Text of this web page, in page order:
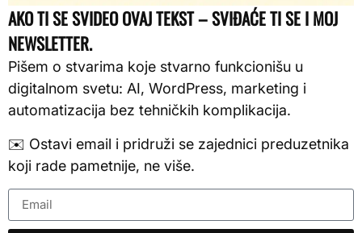
AKO TI SE SVIDEO OVAJ TEKST – SVIĐAĆE TI SE I MOJ
NEWSLETTER.
Pišem o stvarima koje stvarno funkcionišu u
digitalnom svetu: AI, WordPress, marketing i
automatizacija bez tehničkih komplikacija.
✉️ Ostavi email i pridruži se zajednici preduzetnika
koji rade pametnije, ne više.